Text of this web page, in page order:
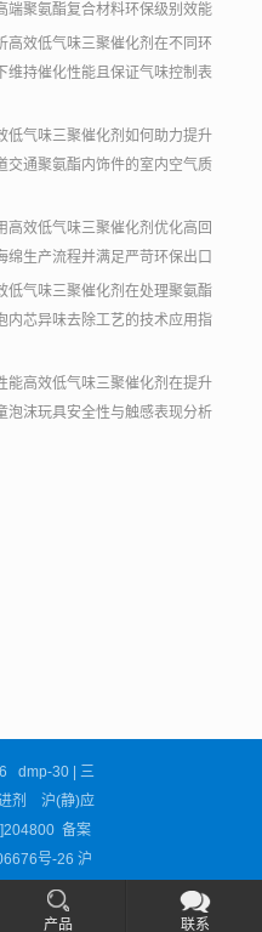
端聚氨酯复合材料环保级别效能
高效低气味三聚催化剂在不同环
维持催化性能且保证气味控制表
低气味三聚催化剂如何助力提升
交通聚氨酯内饰件的室内空气质
高效低气味三聚催化剂优化高回
绵生产流程并满足严苛环保出口
低气味三聚催化剂在处理聚氨酯
内芯异味去除工艺的技术应用指
能高效低气味三聚催化剂在提升
泡沫玩具安全性与触感表现分析
dmp-30 | 三
剂 沪(静)应
备案
号-26 沪
号
产品 联系